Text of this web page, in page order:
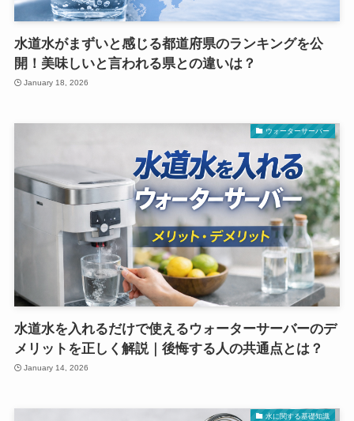
水道水がまずいと感じる都道府県のランキングを公
開！美味しいと言われる県との違いは？
January 18, 2026
ウォーターサーバー
水道水を入れるだけで使えるウォーターサーバーのデ
メリットを正しく解説｜後悔する人の共通点とは？
January 14, 2026
水に関する基礎知識